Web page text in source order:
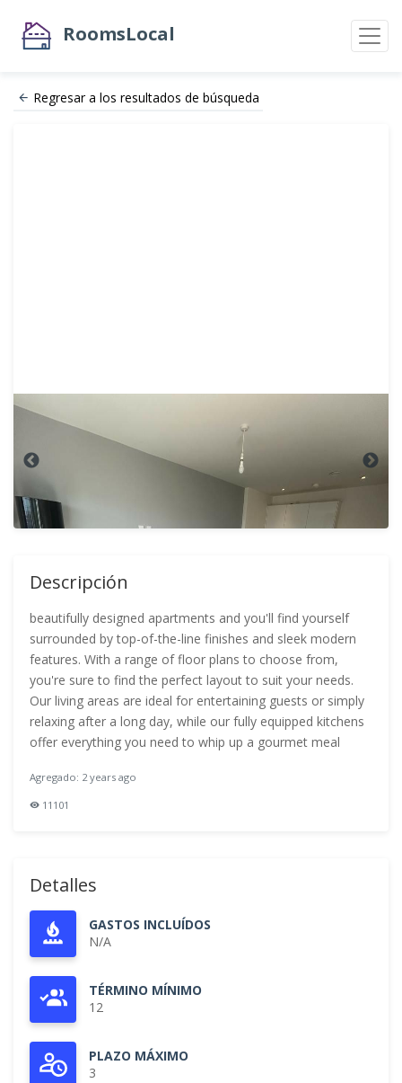
RoomsLocal
Regresar a los resultados de búsqueda
Descripción
beautifully designed apartments and you'll find yourself
surrounded by top-of-the-line finishes and sleek modern
features. With a range of floor plans to choose from,
you're sure to find the perfect layout to suit your needs.
Our living areas are ideal for entertaining guests or simply
relaxing after a long day, while our fully equipped kitchens
offer everything you need to whip up a gourmet meal
Agregado: 2 years ago
11101
Detalles
GASTOS INCLUÍDOS
N/A
TÉRMINO MÍNIMO
12
PLAZO MÁXIMO
3